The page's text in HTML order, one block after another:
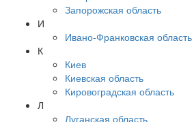
Запорожская область
И
Ивано-Франковская область
К
Киев
Киевская область
Кировоградская область
Л
Луганская область